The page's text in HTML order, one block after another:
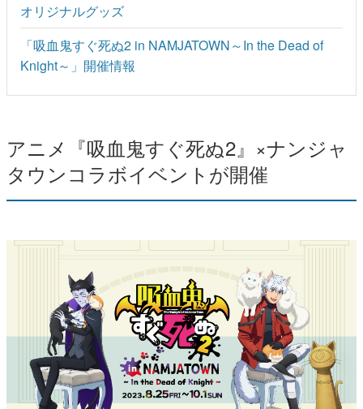
オリジナルグッズ
「吸血鬼すぐ死ぬ2 in NAMJATOWN～In the Dead of
Knight～」開催情報
アニメ『吸血鬼すぐ死ぬ2』×ナンジャ
タウンコラボイベントが開催